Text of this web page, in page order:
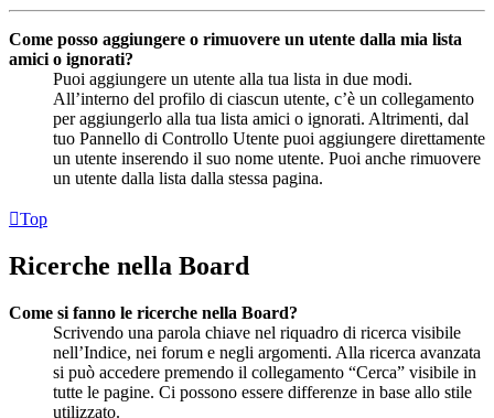
Come posso aggiungere o rimuovere un utente dalla mia lista
amici o ignorati?
Puoi aggiungere un utente alla tua lista in due modi.
All’interno del profilo di ciascun utente, c’è un collegamento
per aggiungerlo alla tua lista amici o ignorati. Altrimenti, dal
tuo Pannello di Controllo Utente puoi aggiungere direttamente
un utente inserendo il suo nome utente. Puoi anche rimuovere
un utente dalla lista dalla stessa pagina.
Top
Ricerche nella Board
Come si fanno le ricerche nella Board?
Scrivendo una parola chiave nel riquadro di ricerca visibile
nell’Indice, nei forum e negli argomenti. Alla ricerca avanzata
si può accedere premendo il collegamento “Cerca” visibile in
tutte le pagine. Ci possono essere differenze in base allo stile
utilizzato.